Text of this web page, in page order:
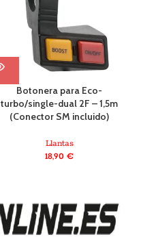
Botonera para Eco-
turbo/single-dual 2F – 1,5m
(Conector SM incluido)
Llantas
18,90€